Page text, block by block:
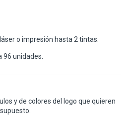
o impresión hasta 2 tintas.
unidades.
y de colores del logo que quieren